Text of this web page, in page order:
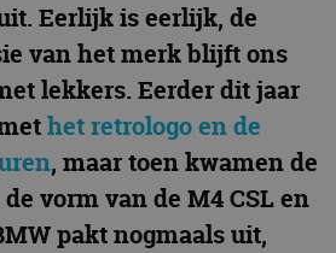
Eerlijk is eerlijk, de
van het merk blijft ons
lekkers. Eerder dit jaar
het retrologo en de
, maar toen kwamen de
vorm van de M4 CSL en
pakt nogmaals uit,